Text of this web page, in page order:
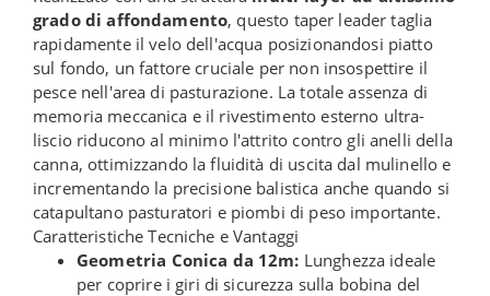
grado di affondamento, questo taper leader taglia
rapidamente il velo dell'acqua posizionandosi piatto
sul fondo, un fattore cruciale per non insospettire il
pesce nell'area di pasturazione. La totale assenza di
memoria meccanica e il rivestimento esterno ultra-
liscio riducono al minimo l'attrito contro gli anelli della
canna, ottimizzando la fluidità di uscita dal mulinello e
incrementando la precisione balistica anche quando si
catapultano pasturatori e piombi di peso importante.
Caratteristiche Tecniche e Vantaggi
Geometria Conica da 12m: Lunghezza ideale
per coprire i giri di sicurezza sulla bobina del